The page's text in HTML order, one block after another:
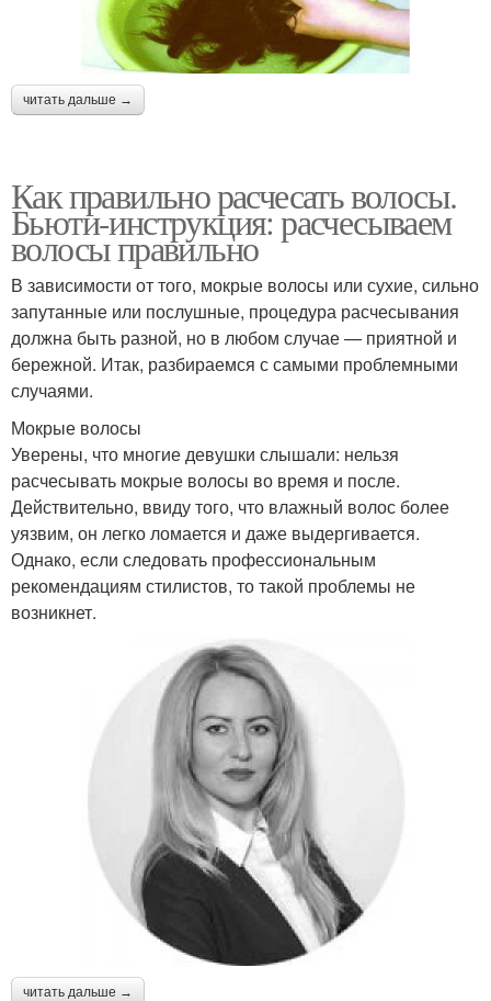
читать дальше →
Как правильно расчесать волосы.
Бьюти-инструкция: расчесываем
волосы правильно
В зависимости от того, мокрые волосы или сухие, сильно
запутанные или послушные, процедура расчесывания
должна быть разной, но в любом случае — приятной и
бережной. Итак, разбираемся с самыми проблемными
случаями.
Мокрые волосы
Уверены, что многие девушки слышали: нельзя
расчесывать мокрые волосы во время и после.
Действительно, ввиду того, что влажный волос более
уязвим, он легко ломается и даже выдергивается.
Однако, если следовать профессиональным
рекомендациям стилистов, то такой проблемы не
возникнет.
читать дальше →